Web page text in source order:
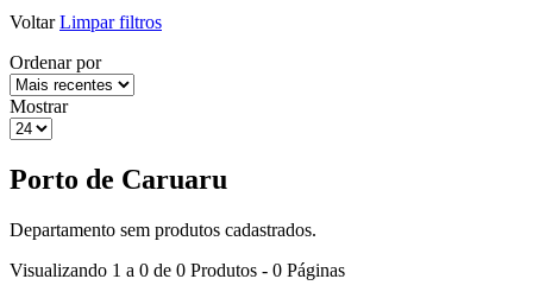
Voltar Limpar filtros
Ordenar por
Mostrar
Porto de Caruaru
Departamento sem produtos cadastrados.
Visualizando 1 a 0 de 0 Produtos - 0 Páginas